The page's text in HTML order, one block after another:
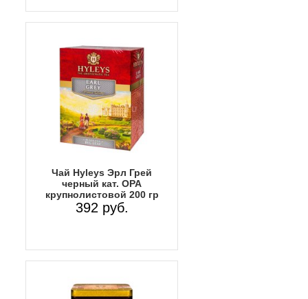
Чай Hyleys Эрл Грей
черный кат. OPA
крупнолистовой 200 гр
392 руб.